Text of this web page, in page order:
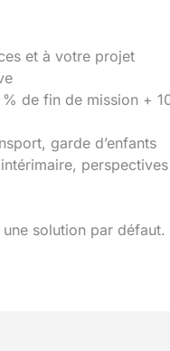
et à votre projet
% de fin de mission +
garde d’enfants
solution par défaut.